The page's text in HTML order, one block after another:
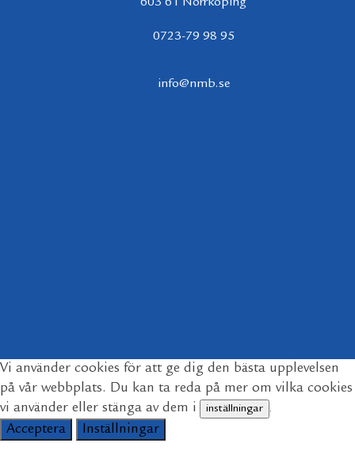
0723-79 98 95
info@nmb.se
Vi använder cookies för att ge dig den bästa upplevelsen
på vår webbplats. Du kan ta reda på mer om vilka cookies
vi använder eller stänga av dem i
inställningar .
Acceptera Inställningar